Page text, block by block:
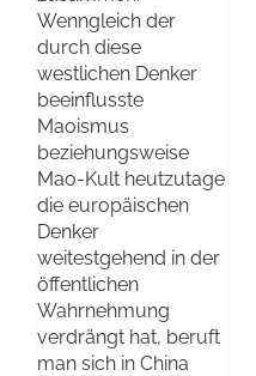
Wenngleich der
durch diese
westlichen Denker
beeinflusste
Maoismus
beziehungsweise
Mao-Kult heutzutage
die europäischen
Denker
weitestgehend in der
öffentlichen
Wahrnehmung
verdrängt hat, beruft
man sich in China